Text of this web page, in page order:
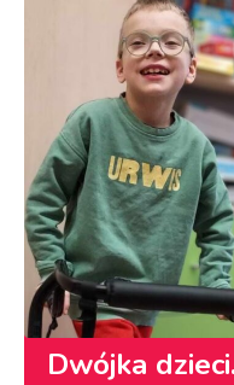
Dwójka dzieci.